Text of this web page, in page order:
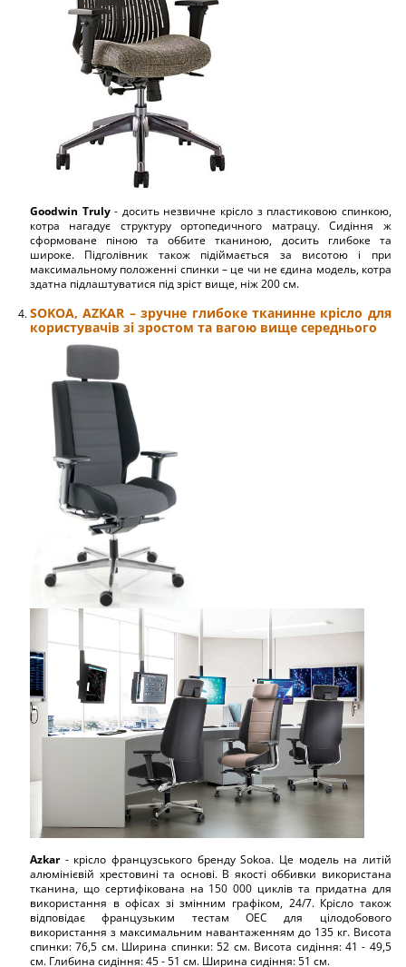
Goodwin Truly- досить незвичне крісло з пластиковою спинкою,
котра нагадує структуру ортопедичного матрацу. Сидіння ж
сформоване піною та оббите тканиною, досить глибоке та
широке. Підголівник також підіймається за висотою і при
максимальному положенні спинки – це чи не єдина модель, котра
здатна підлаштуватися під зріст вище, ніж 200 см.
SOKOA, AZKAR – зручне глибоке тканинне крісло для
користувачів зі зростом та вагою вище середнього
Azkar- крісло французського бренду Sokoa. Це модель на литій
алюмінієвій хрестовині та основі. В якості оббивки використана
тканина, що сертифікована на 150 000 циклів та придатна для
використання в офісах зі змінним графіком, 24/7. Крісло також
відповідає французьким тестам OEC для цілодобового
використання з максимальним навантаженням до 135 кг. Висота
спинки: 76,5 см. Ширина спинки: 52 см. Висота сидіння: 41 - 49,5
см. Глибина сидіння: 45 - 51 см. Ширина сидіння: 51 см.